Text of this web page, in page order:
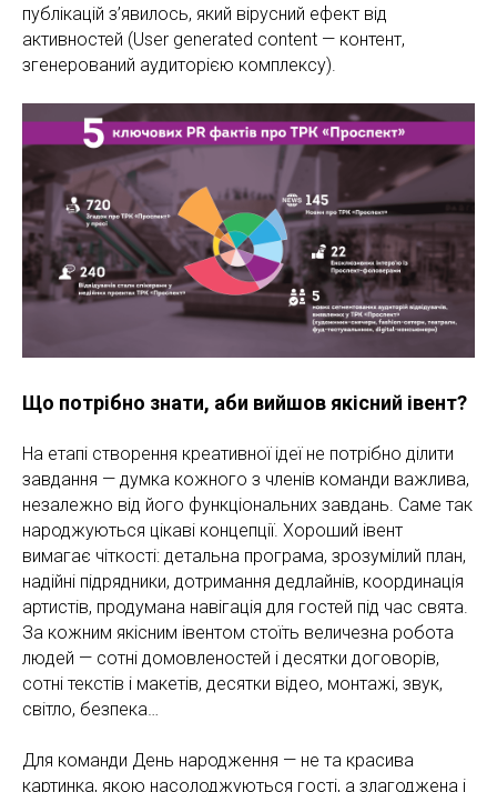
публікацій з’явилось, який вірусний ефект від
активностей (User generated content — контент,
згенерований аудиторією комплексу).
Що потрібно знати, аби вийшов якісний івент?
На етапі створення креативної ідеї не потрібно ділити
завдання — думка кожного з членів команди важлива,
незалежно від його функціональних завдань. Саме так
народжуються цікаві концепції. Хороший івент
вимагає чіткості: детальна програма, зрозумілий план,
надійні підрядники, дотримання дедлайнів, координація
артистів, продумана навігація для гостей під час свята.
За кожним якісним івентом стоїть величезна робота
людей — сотні домовленостей і десятки договорів,
сотні текстів і макетів, десятки відео, монтажі, звук,
світло, безпека…
Для команди День народження — не та красива
картинка, якою насолоджуються гості, а злагоджена і